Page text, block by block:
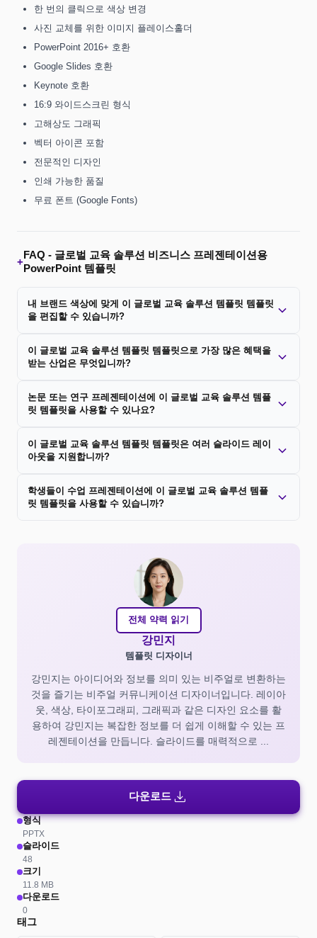
한 번의 클릭으로 색상 변경
사진 교체를 위한 이미지 플레이스홀더
PowerPoint 2016+ 호환
Google Slides 호환
Keynote 호환
16:9 와이드스크린 형식
고해상도 그래픽
벡터 아이콘 포함
전문적인 디자인
인쇄 가능한 품질
무료 폰트 (Google Fonts)
+
FAQ - 글로벌 교육 솔루션 비즈니스 프레젠테이션용
PowerPoint 템플릿
내 브랜드 색상에 맞게 이 글로벌 교육 솔루션 템플릿 템플릿
을 편집할 수 있습니까?
이 글로벌 교육 솔루션 템플릿 템플릿으로 가장 많은 혜택을
받는 산업은 무엇입니까?
논문 또는 연구 프레젠테이션에 이 글로벌 교육 솔루션 템플
릿 템플릿을 사용할 수 있나요?
이 글로벌 교육 솔루션 템플릿 템플릿은 여러 슬라이드 레이
아웃을 지원합니까?
학생들이 수업 프레젠테이션에 이 글로벌 교육 솔루션 템플
릿 템플릿을 사용할 수 있습니까?
전체 약력 읽기
강민지
템플릿 디자이너
강민지는 아이디어와 정보를 의미 있는 비주얼로 변환하는
것을 즐기는 비주얼 커뮤니케이션 디자이너입니다. 레이아
웃, 색상, 타이포그래피, 그래픽과 같은 디자인 요소를 활
용하여 강민지는 복잡한 정보를 더 쉽게 이해할 수 있는 프
레젠테이션을 만듭니다. 슬라이드를 매력적으로 ...
다운로드 download
형식
PPTX
슬라이드
48
크기
11.8 MB
다운로드
0
태그